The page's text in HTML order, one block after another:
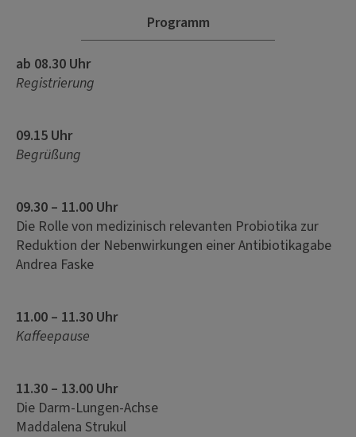
Programm
ab 08.30 Uhr
Registrierung
09.15 Uhr
Begrüßung
09.30 – 11.00 Uhr
Die Rolle von medizinisch relevanten Probiotika zur
Reduktion der Nebenwirkungen einer Antibiotikagabe
Andrea Faske
11.00 – 11.30 Uhr
Kaffeepause
11.30 – 13.00 Uhr
Die Darm-Lungen-Achse
Maddalena Strukul